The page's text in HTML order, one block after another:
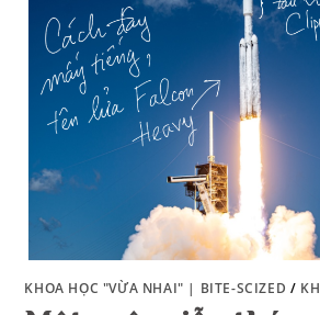
KHOA HỌC "VỪA NHAI" | BITE-SCIZED /